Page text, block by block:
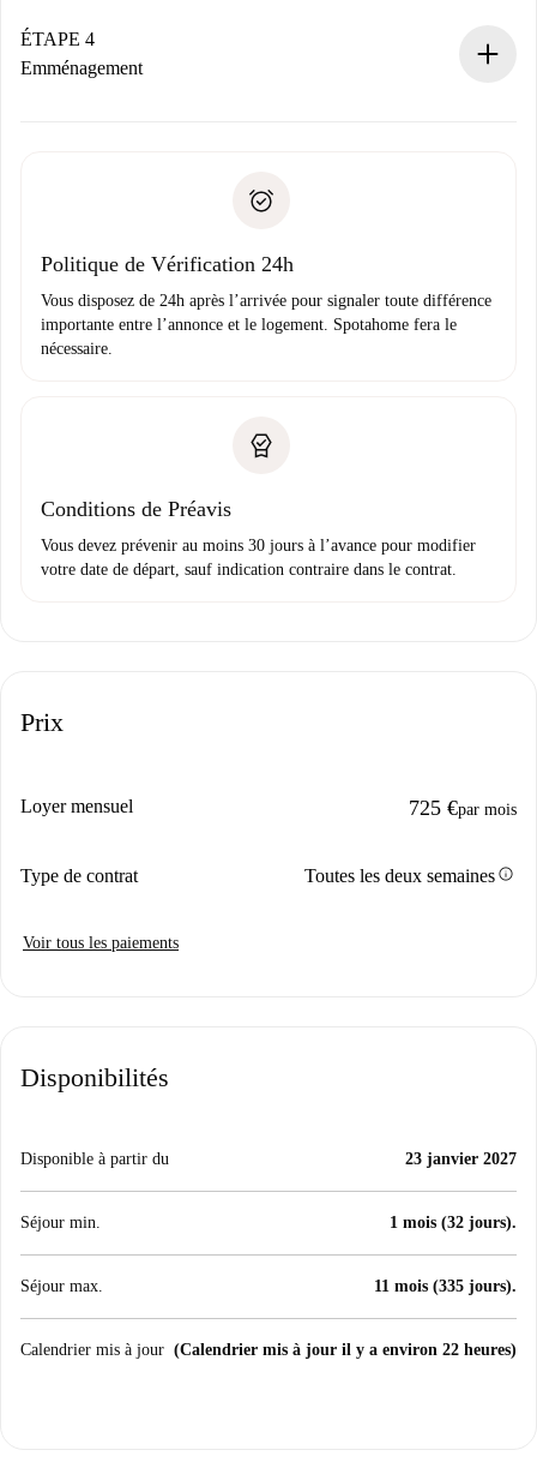
contact avec le propriétaire.
Si refusé : aucun prélèvement et nous vous proposerons
Justificatif de solvabilité
ÉTAPE 4
Emménagement
uniquement si aucun problème n'est signalé.
Politique de Vérification 24h
Vous disposez de 24h après l’arrivée pour signaler toute différence
importante entre l’annonce et le logement. Spotahome fera le
nécessaire.
Conditions de Préavis
Vous devez prévenir au moins 30 jours à l’avance pour modifier
votre date de départ, sauf indication contraire dans le contrat.
Prix
Loyer mensuel 725 €par mois
Type de contrat Toutes les deux semainesinfo
Voir tous les paiements
Disponibilités
Disponible à partir du 23 janvier 2027
Séjour min. 1 mois (32 jours).
Séjour max. 11 mois (335 jours).
Calendrier mis à jour (Calendrier mis à jour il y a environ 22 heures)